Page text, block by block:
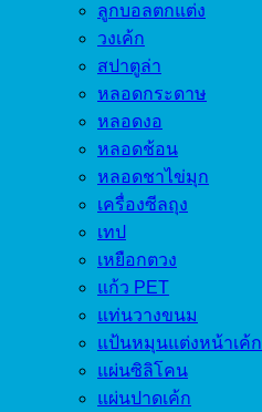
ลูกบอลตกแต่ง
วงเค้ก
สปาตูล่า
หลอดกระดาษ
หลอดงอ
หลอดช้อน
หลอดชาไข่มุก
เครื่องซีลถุง
เทป
เหยือกตวง
แก้ว PET
แท่นวางขนม
แป้นหมุนแต่งหน้าเค้ก
แผ่นซิลิโคน
แผ่นปาดเค้ก